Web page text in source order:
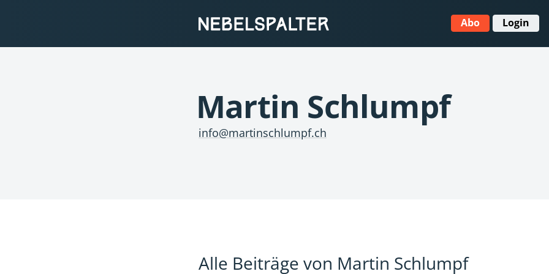
Abo Login
Martin Schlumpf
info@martinschlumpf.ch
Alle Beiträge von Martin Schlumpf